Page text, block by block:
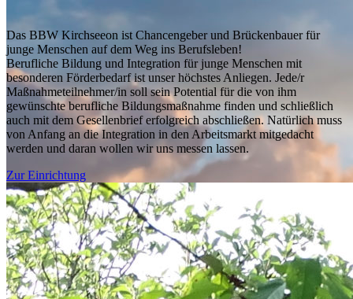
Das BBW Kirchseeon ist Chancengeber und Brückenbauer für
junge Menschen auf dem Weg ins Berufsleben!
Berufliche Bildung und Integration für junge Menschen mit
besonderen Förderbedarf ist unser höchstes Anliegen. Jede/r
Maßnahmeteilnehmer/in soll sein Potential für die von ihm
gewünschte berufliche Bildungsmaßnahme finden und schließlich
auch mit dem Gesellenbrief erfolgreich abschließen. Natürlich muss
von Anfang an die Integration in den Arbeitsmarkt mitgedacht
werden und daran wollen wir uns messen lassen.
Zur Einrichtung